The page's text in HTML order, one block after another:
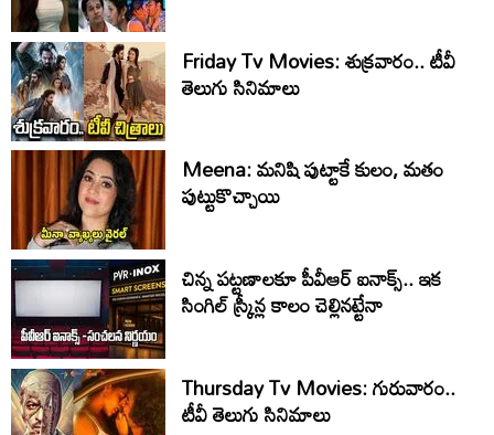
Friday Tv Movies: శుక్ర‌వారం.. టీవీ
తెలుగు సినిమాలు
Meena: మనిషి పుట్టాకే కులం, మతం
పుట్టుకొచ్చాయి
చిన్న పట్టణాలకూ పీవీఆర్ ఐనాక్స్.. ఇక
సింగిల్ స్క్రీన్ల కాలం చెల్లినట్టేనా
Thursday Tv Movies: గురువారం..
టీవీ తెలుగు సినిమాలు